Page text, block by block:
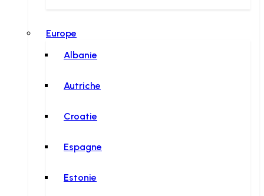
Europe
Albanie
Autriche
Croatie
Espagne
Estonie